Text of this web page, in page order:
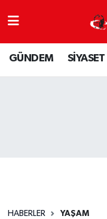
GÜNDEM SİYASET
HABERLER YAŞAM
ASAYİŞ
DÜNYA
Nöbetçi
Hava Durumu